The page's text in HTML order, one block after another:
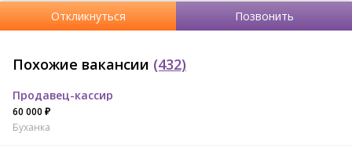
Откликнуться Позвонить
Похожие вакансии (432)
Продавец-кассир
60 000 ₽
Буханка